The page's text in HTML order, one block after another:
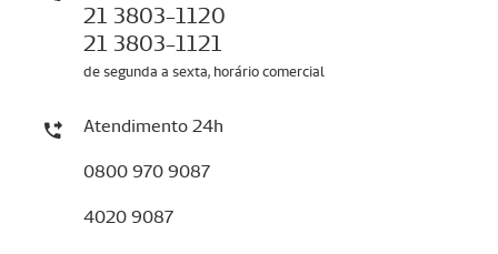
21 3803-1120
21 3803-1121
de segunda a sexta, horário comercial
Atendimento 24h
0800 970 9087
4020 9087